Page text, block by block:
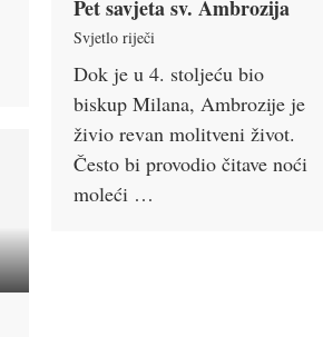
Pet savjeta sv. Ambrozija
Svjetlo riječi
Dok je u 4. stoljeću bio
biskup Milana, Ambrozije je
živio revan molitveni život.
Često bi provodio čitave noći
moleći …